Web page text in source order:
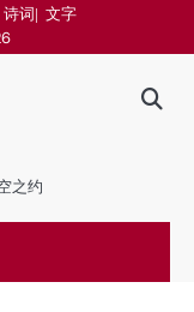
诗词 文字
之约